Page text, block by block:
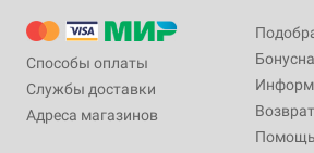
Способы оплаты
Службы доставки
Адреса магазинов